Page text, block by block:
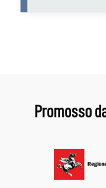
Promosso